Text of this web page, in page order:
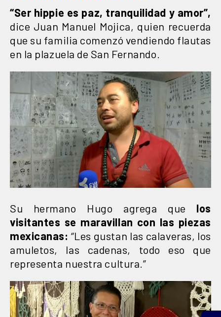
“Ser hippie es paz, tranquilidad y amor”,
dice Juan Manuel Mojica, quien recuerda
que su familia comenzó vendiendo flautas
en la plazuela de San Fernando.
Su hermano Hugo agrega que los
visitantes se maravillan con las piezas
mexicanas: “Les gustan las calaveras, los
amuletos, las cadenas, todo eso que
representa nuestra cultura.”